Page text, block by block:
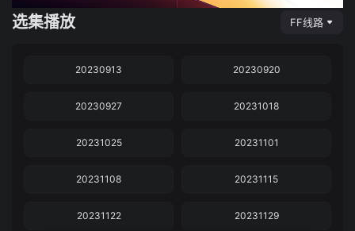
选集播放 FF线路
20230913 20230920
20230927 20231018
20231025 20231101
20231108 20231115
20231122 20231129